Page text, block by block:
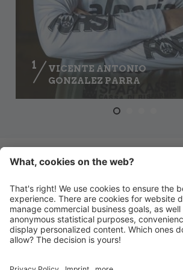
1
VICENTE ANTONIO
GONZALEZ PARRA
SQUADRA COMPLETA
HANDBALL MERAN
Via Lido 4
I-39012 Merano